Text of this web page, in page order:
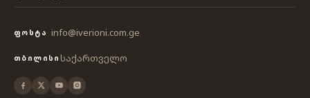
ᲤᲝᲡᲢᲐ info@iverioni.com.ge
ᲗᲑᲘᲚᲘᲡᲘ საქართველო